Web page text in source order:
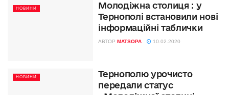
НОВИНИ
Молодіжна столиця : у
Тернополі встановили нові
інформаційні таблички
АВТОР MATSOPA 10.02.2020
НОВИНИ
Тернополю урочисто
передали статус